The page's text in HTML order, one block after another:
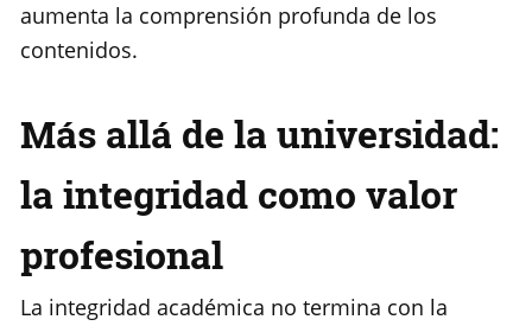
aumenta la comprensión profunda de los
contenidos.
Más allá de la universidad:
la integridad como valor
profesional
La integridad académica no termina con la